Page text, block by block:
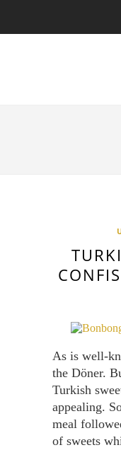
As is well-
the Döner.
Turkish
appealing.
meal
of sweets